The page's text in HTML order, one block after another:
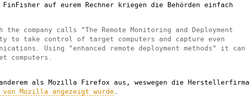
auf eurem Rechner kriegen die Behörden einfach
company calls "The Remote Monitoring and Deployment
to take control of target computers and capture even
Using "enhanced remote deployment methods" it can
computers.
als Mozilla Firefox aus, weswegen die Herstellerfirma
von Mozilla angezeigt wurde .